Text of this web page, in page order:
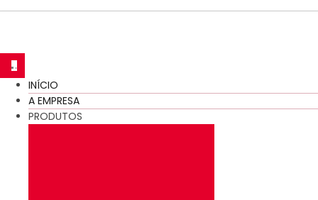
INÍCIO
A EMPRESA
PRODUTOS